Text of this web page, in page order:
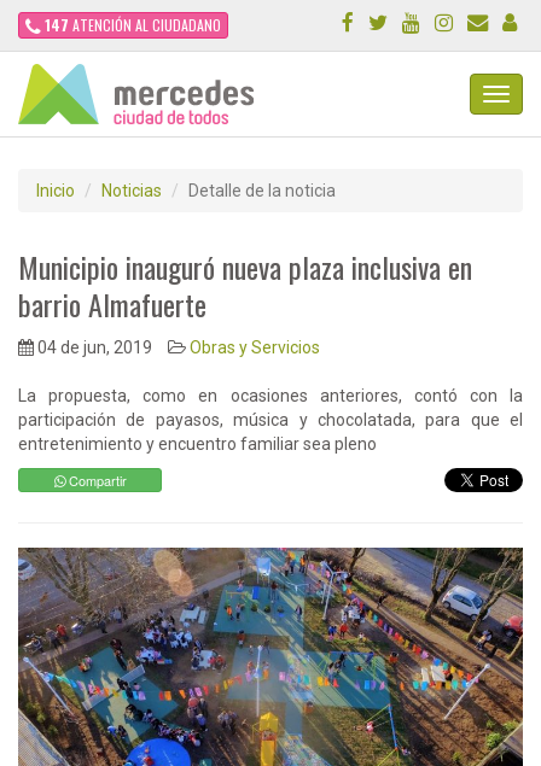
147 ATENCIÓN AL CIUDADANO
Inicio Noticias Detalle de la noticia
Municipio inauguró nueva plaza inclusiva en
barrio Almafuerte
04 de jun, 2019 Obras y Servicios
La propuesta, como en ocasiones anteriores, contó con la
participación de payasos, música y chocolatada, para que el
entretenimiento y encuentro familiar sea pleno
Compartir